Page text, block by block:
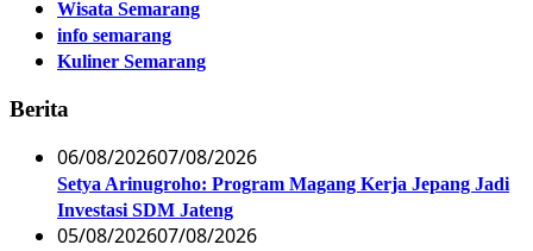
Wisata Semarang
info semarang
Kuliner Semarang
Berita
06/08/202607/08/2026
Setya Arinugroho: Program Magang Kerja Jepang Jadi
Investasi SDM Jateng
05/08/202607/08/2026